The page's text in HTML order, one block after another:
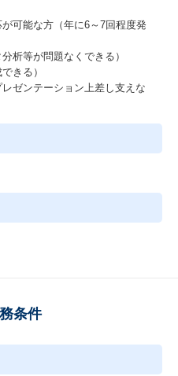
可能な方（年に6～7回程度発
析等が問題なくできる）
きる）
ゼンテーション上差し支えな
条件